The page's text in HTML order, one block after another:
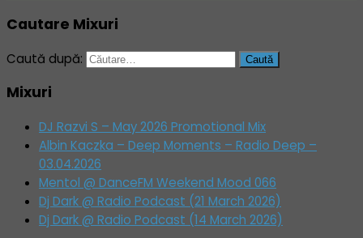
Cautare Mixuri
Caută după:
Mixuri
DJ Razvi S – May 2026 Promotional Mix
Albin Kaczka – Deep Moments – Radio Deep –
03.04.2026
Mentol @ DanceFM Weekend Mood 066
Dj Dark @ Radio Podcast (21 March 2026)
Dj Dark @ Radio Podcast (14 March 2026)